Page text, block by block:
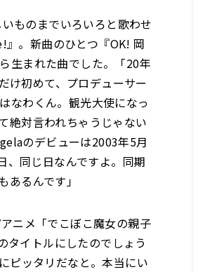
ものまでいろいろと歌わせ
。新曲のひとつ『OK! 岡
生まれた曲でした。「20年
け初めて、プロデューサー
なわくん。観光大使になっ
絶対言われちゃうじゃない
のデビューは2003年5月
、同じ日なんですよ。同期
るんです」
ニメ「でこぼこ魔女の親子
イトルにしたのでしょう
ピッタリだなと。本当にい